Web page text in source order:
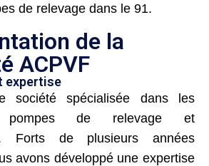
de relevage dans le 91.
de la
ACPVF
expertise
société spécialisée dans les
de relevage et
Forts de plusieurs années
avons développé une expertise